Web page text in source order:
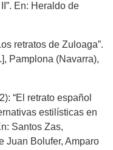
En: Heraldo de
retratos de Zuloaga”.
Pamplona (Navarra),
“El retrato español
estilísticas en
Santos Zas,
Juan Bolufer, Amparo